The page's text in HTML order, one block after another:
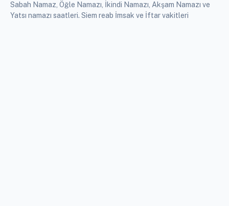
Sabah Namaz, Öğle Namazı, İkindi Namazı, Akşam Namazı ve
Yatsı namazı saatleri. Siem reab İmsak ve İftar vakitleri